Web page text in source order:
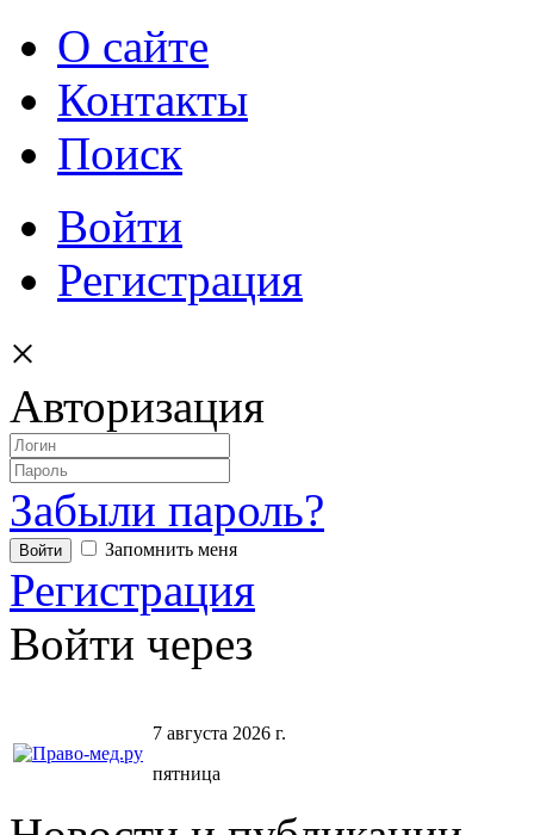
О сайте
Контакты
Поиск
Войти
Регистрация
×
Авторизация
Забыли пароль?
Запомнить меня
Регистрация
Войти через
7 августа 2026 г.
пятница